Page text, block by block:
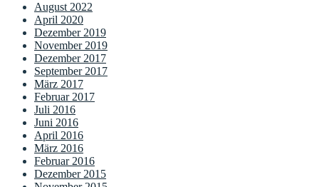
August 2022
April 2020
Dezember 2019
November 2019
Dezember 2017
September 2017
März 2017
Februar 2017
Juli 2016
Juni 2016
April 2016
März 2016
Februar 2016
Dezember 2015